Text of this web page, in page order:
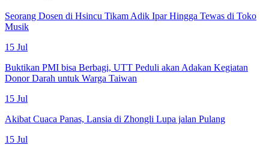
Seorang Dosen di Hsincu Tikam Adik Ipar Hingga Tewas di Toko
Musik
15 Jul
Buktikan PMI bisa Berbagi, UTT Peduli akan Adakan Kegiatan
Donor Darah untuk Warga Taiwan
15 Jul
Akibat Cuaca Panas, Lansia di Zhongli Lupa jalan Pulang
15 Jul